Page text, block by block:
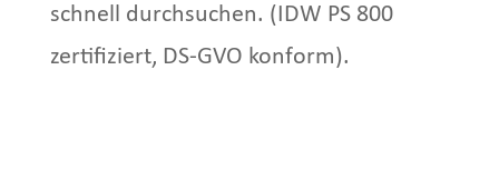
schnell durchsuchen. (IDW PS 800
zertifiziert, DS-GVO konform).